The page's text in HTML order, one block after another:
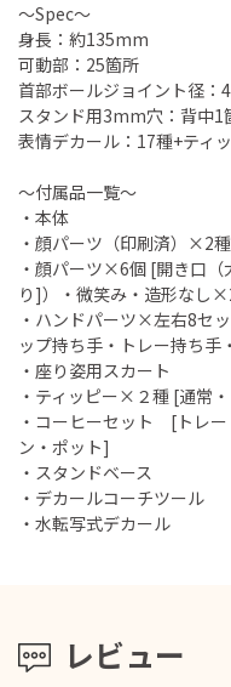
～Spec～
身長：約135mm
可動部：25箇所
首部ボールジョイント径：
スタンド用3mm穴：背中
表情デカール：17種+ティ
～付属品一覧～
・本体
・顔パーツ（印刷済）×2
・顔パーツ×6個 [開き口
り]）・微笑み・造形なし
・ハンドパーツ×左右8セ
ップ持ち手・トレー持ち
・座り姿用スカート
・ティッピー×２種 [通常
・コーヒーセット [トレー
ン・ポット]
・スタンドベース
・デカールコーチツール
・水転写式デカール
レビュー